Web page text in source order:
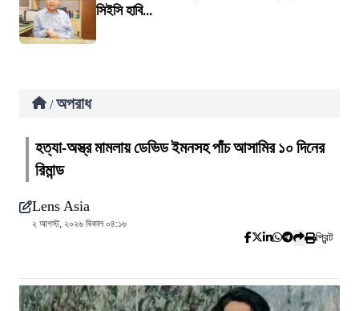
সিইসি হাবি...
/ অপরাধ
হত্যা-অস্ত্র মামলায় ডেভিড ইমনসহ পাঁচ আসামির ১০ দিনের
রিমান্ড
Lens Asia
২ আগস্ট, ২০২৬ বিকাল ০৪:১৬
প্রিন্ট